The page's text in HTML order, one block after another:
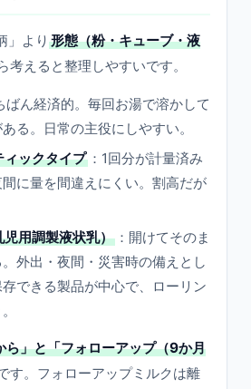
」より 形態（粉・キューブ・液
考えると整理しやすいです。
ばん経済的。毎回お湯で溶かして
る。日常の主役にしやすい。
ックタイプ ：1回分が計量済み
に量を間違えにくい。割高だが
用調製液状乳） ：開けてそのま
外出・夜間・災害時の備えとし
できる製品が中心で、ローリン
ら」と「フォローアップ（9か月
す。フォローアップミルクは離